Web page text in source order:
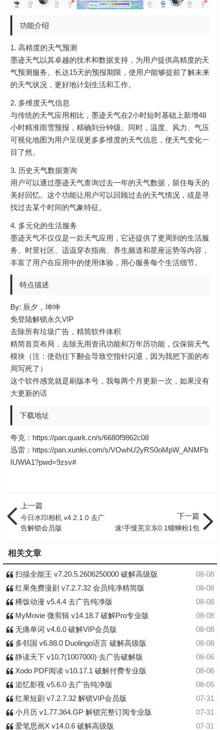
功能介绍
1. 高精度的天气预测
墨迹天气以其卓越的技术和数据支持，为用户提供高精度的天
气预测服务。长达15天的预报期限，使用户能够提前了解未来
的天气状况，更好地计划生活和工作。
2. 多维度天气信息
与传统的天气应用相比，墨迹天气在2小时短时基础上新增48
小时精准雨雪预报，精确到分钟级。同时，温度、风力、气压
可视化地图为用户呈现更多多维度的天气信息，使天气变化一
目了然。
3. 历史天气数据查询
用户可以通过墨迹天气查询过去一年的天气数据，留住每天的
美好回忆。这个功能让用户可以回顾过去的天气情况，或是寻
找过去某个时间的气象特征。
4. 多元化的生活服务
墨迹天气不仅仅是一款天气应用，它还提供了更周到的生活服
务。时景社区、适温穿衣指南、养生频道和星座运势等内容，
丰富了用户在应用中的使用体验，用心服务每个生活细节。
特点描述
By: 辰夕，坤坤
免登陆解锁永久VIP
去除所有垃圾广告，精简软件体积
精简首页布局，去除无用资讯功能和万年历功能，仅保留天气
模块（注：使劲往下翻会导致空指针闪退，因为我把下面的布
局写死了）
这个软件感觉就是刷版本号，我每两个月更新一次，如果没有
大更新的话
下载地址
夸克： https://pan.quark.cn/s/6680f9862c08
迅雷： https://pan.xunlei.com/s/VOwhU2yRS0oMpW_ANMFb
IUWlA1?pwd=9zsv#
上一篇
今日水印相机 v4.2.1.0 去广
告解锁会员版
下一篇
速!手慢芜京东0.1螺蛳粉1包
相关文章
08-08
扫描全能王 v7.20.5.2606250000 破解高级版
08-08
红果免费漫剧 v7.2.7.32 会员纯净精简版
08-08
稀饭动漫 v5.4.4 去广告纯净版
08-08
MyMovie 微剪辑 v14.18.7 破解Pro专业版
08-08
无痛单词 v4.6.0 破解VIP会员版
08-08
多邻国 v6.88.0 Duolingo语言 破解高级版
08-06
静读天下 v10.7(1007000) 去广告破解版
08-06
Xodo PDF阅读 v10.17.1 破解付费专业版
08-05
追忆影视 v5.6.0 去广告纯净版
07-31
红果短剧 v7.2.7.32 解锁VIP会员版
07-31
小月历 v1.77.364.GP 解锁完整订阅专业版
07-31
爱笔思画X v14.0.6 破解高级版